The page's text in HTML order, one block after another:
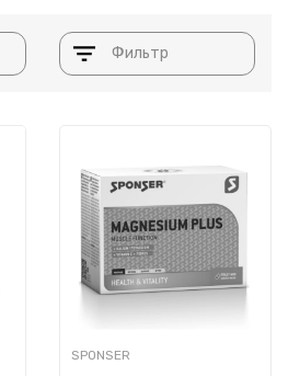
Фильтр
SPONSER